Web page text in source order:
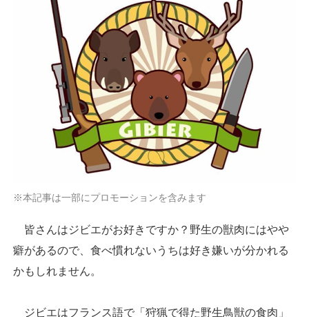
※本記事は一部にプロモーションを含みます
皆さんはジビエがお好きですか？野生の獣肉にはやや
癖があるので、食べ慣れないうちは好き嫌いが分かれる
かもしれません。
ジビエはフランス語で「狩猟で得た野生鳥獣の食肉」